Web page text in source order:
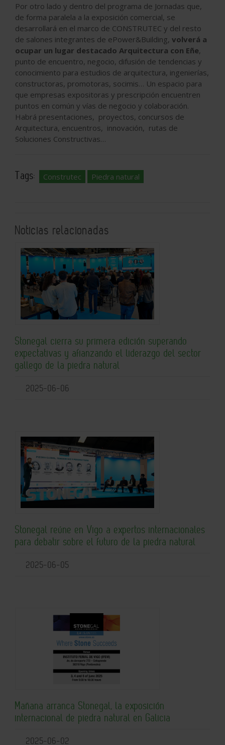
Por otro lado y dentro del programa de Jornadas que,
de forma paralela a la exposición comercial, se
desarrollará en el marco de CONSTRUTEC y del resto
de salones integrantes de ePower&Building, volverá a
ocupar un lugar destacado Arquitectura con Eñe,
punto de encuentro, negocio, difusión de tendencias y
conocimiento para estudios de arquitectura, ingenierías,
constructoras, promotoras, socimis… Un espacio para
que empresas expositoras y prescripción encuentren
puntos en común y vías de negocio y colaboración.
Habrá presentaciones, proyectos, concursos de
Arquitectura, encuentros, innovación, rutas de
Soluciones Constructivas…
Tags: Construtec Piedra natural
Noticias relacionadas
Stonegal cierra su primera edición superando
expectativas y afianzando el liderazgo del sector
gallego de la piedra natural
2025-06-06
Stonegal reúne en Vigo a expertos internacionales
para debatir sobre el futuro de la piedra natural
2025-06-05
Mañana arranca Stonegal, la exposición
internacional de piedra natural en Galicia
2025-06-02